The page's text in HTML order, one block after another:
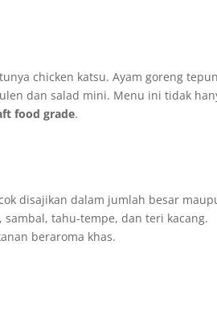
chicken katsu. Ayam goreng
dan salad mini. Menu ini tidak
food grade.
disajikan dalam jumlah besar
tahu-tempe, dan teri kacang.
beraroma khas.